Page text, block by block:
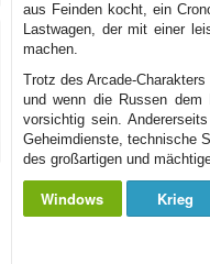
aus Feinden kocht, ein
Lastwagen, der mit einer
machen.
Trotz des Arcade-
und wenn die Russen dem
vorsichtig sein.
Geheimdienste, technische
des großartigen und
Windows Krieg